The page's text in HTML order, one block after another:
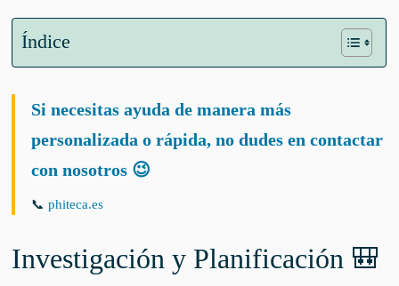
Índice
Si necesitas ayuda de manera más
personalizada o rápida, no dudes en contactar
con nosotros 😉
📞phiteca.es
Investigación y Planificación 🎒